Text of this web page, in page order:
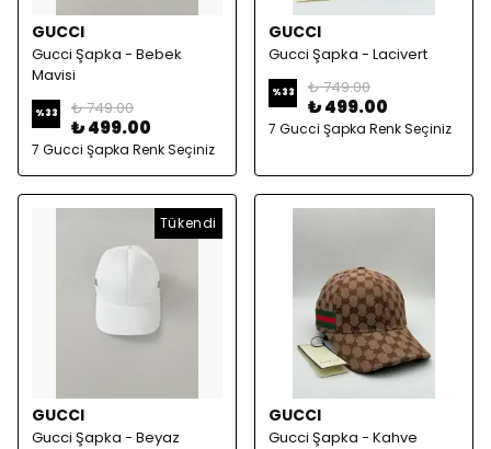
GUCCI
Gucci Şapka - Bebek
Mavisi
%33 ₺ 749.00
₺ 499.00
7 Gucci Şapka Renk Seçiniz
GUCCI
Gucci Şapka - Lacivert
%33 ₺ 749.00
₺ 499.00
7 Gucci Şapka Renk Seçiniz
Tükendi
GUCCI
Gucci Şapka - Beyaz
GUCCI
Gucci Şapka - Kahve